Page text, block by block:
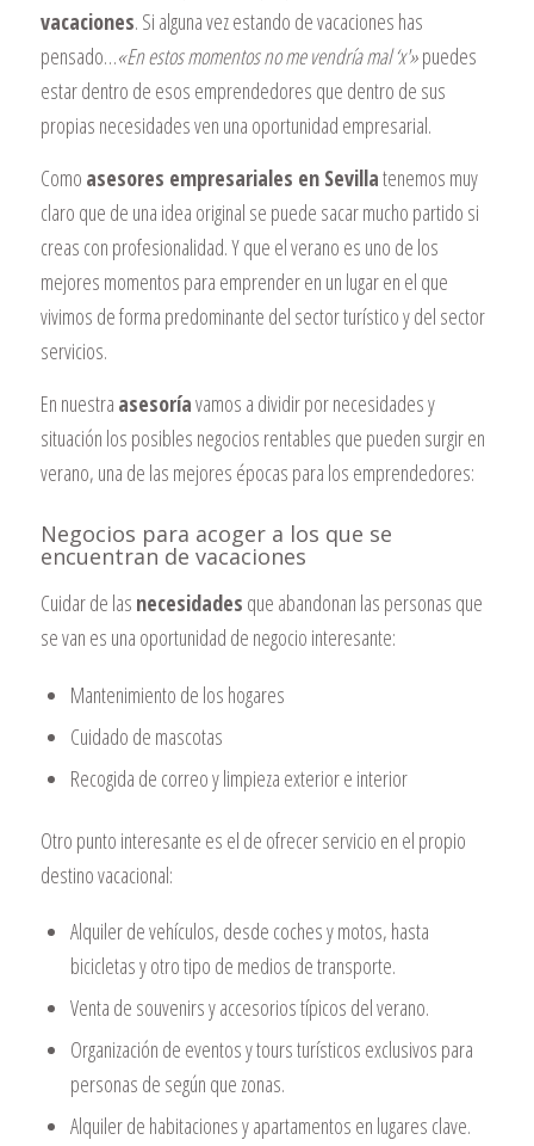
vacaciones. Si alguna vez estando de vacaciones has
pensado…«En estos momentos no me vendría mal ‘x'»puedes
estar dentro de esos emprendedores que dentro de sus
propias necesidades ven una oportunidad empresarial.
Como asesores empresariales en Sevillatenemos muy
claro que de una idea original se puede sacar mucho partido si
creas con profesionalidad. Y que el verano es uno de los
mejores momentos para emprender en un lugar en el que
vivimos de forma predominante del sector turístico y del sector
servicios.
En nuestra asesoríavamos a dividir por necesidades y
situación los posibles negocios rentables que pueden surgir en
verano, una de las mejores épocas para los emprendedores:
Negocios para acoger a los que se
encuentran de vacaciones
Cuidar de las necesidades que abandonan las personas que
se van es una oportunidad de negocio interesante:
Mantenimiento de los hogares
Cuidado de mascotas
Recogida de correo y limpieza exterior e interior
Otro punto interesante es el de ofrecer servicio en el propio
destino vacacional:
Alquiler de vehículos, desde coches y motos, hasta
bicicletas y otro tipo de medios de transporte.
Venta de souvenirs y accesorios típicos del verano.
Organización de eventos y tours turísticos exclusivos para
personas de según que zonas.
Alquiler de habitaciones y apartamentos en lugares clave.